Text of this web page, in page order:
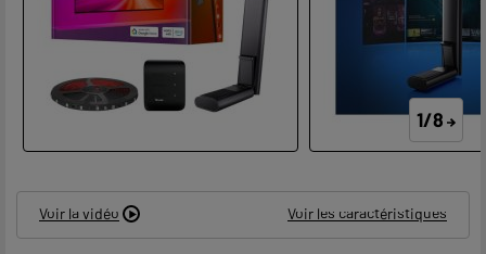
1/8
Voir la vidéo Voir les caractéristiques